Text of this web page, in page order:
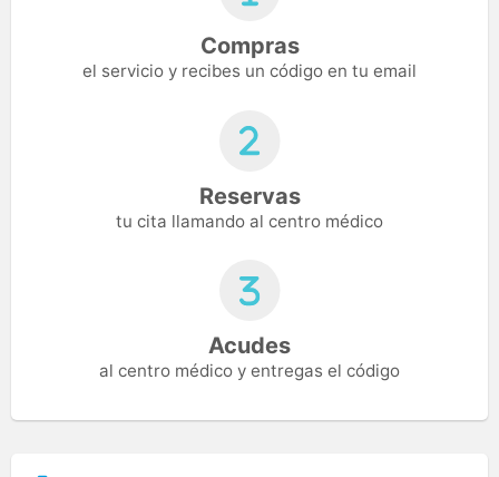
Compras
el servicio y recibes un código en tu email
Reservas
tu cita llamando al centro médico
Acudes
al centro médico y entregas el código